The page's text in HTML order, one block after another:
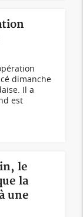
dimanche
Il a
est
le
la
une